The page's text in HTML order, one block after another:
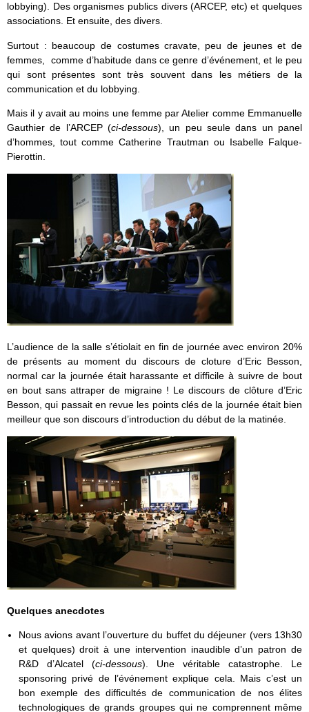
lobbying). Des organismes publics divers (ARCEP, etc) et quelques
associations. Et ensuite, des divers.
Surtout : beaucoup de costumes cravate, peu de jeunes et de
femmes, comme d’habitude dans ce genre d’événement, et le peu
qui sont présentes sont très souvent dans les métiers de la
communication et du lobbying.
Mais il y avait au moins une femme par Atelier comme Emmanuelle
Gauthier de l’ARCEP (ci-dessous), un peu seule dans un panel
d’hommes, tout comme Catherine Trautman ou Isabelle Falque-
Pierottin.
L’audience de la salle s’étiolait en fin de journée avec environ 20%
de présents au moment du discours de cloture d’Eric Besson,
normal car la journée était harassante et difficile à suivre de bout
en bout sans attraper de migraine ! Le discours de clôture d’Eric
Besson, qui passait en revue les points clés de la journée était bien
meilleur que son discours d’introduction du début de la matinée.
Quelques anecdotes
Nous avions avant l’ouverture du buffet du déjeuner (vers 13h30
et quelques) droit à une intervention inaudible d’un patron de
R&D d’Alcatel (ci-dessous). Une véritable catastrophe. Le
sponsoring privé de l’événement explique cela. Mais c’est un
bon exemple des difficultés de communication de nos élites
technologiques de grands groupes qui ne comprennent même